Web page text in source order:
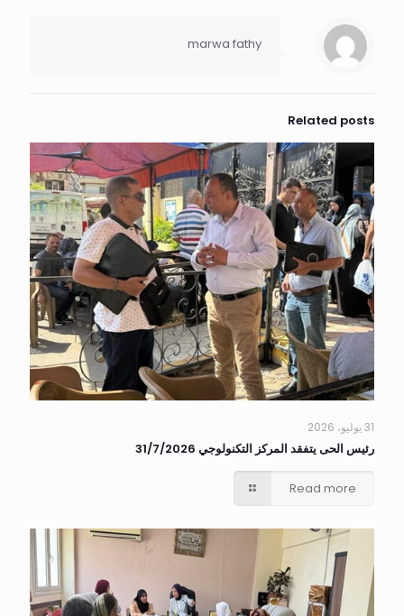
marwa fathy
Related posts
31 يوليو، 2026
رئيس الحى يتفقد المركز التكنولوجي 31/7/2026
Read more